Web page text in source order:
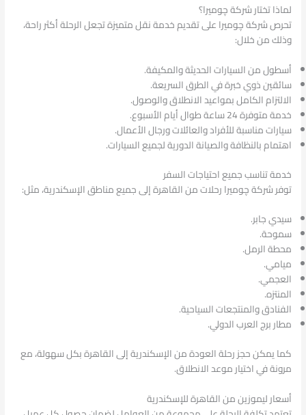
لماذا تختار شركة چوميرا؟
تحرص شركة چوميرا على تقديم خدمة نقل متميزة تجعل الرحلة أكثر راحة،
وذلك من خلال:
أسطول من السيارات الحديثة والمكيفة.
سائقين ذوي خبرة في الطرق السريعة.
الالتزام الكامل بمواعيد الانطلاق والوصول.
خدمة متوفرة 24 ساعة طوال أيام الأسبوع.
سيارات مناسبة للأفراد والعائلات ورجال الأعمال.
اهتمام بالنظافة والصيانة الدورية لجميع السيارات.
خدمة تناسب جميع احتياجات السفر
توفر شركة چوميرا رحلات من القاهرة إلى جميع مناطق الإسكندرية، مثل:
سيدي جابر.
سموحة.
محطة الرمل.
ميامي.
العجمي.
المنتزه.
الفنادق والمنتجعات السياحية.
مطار برج العرب الدولي.
كما يمكن حجز رحلة العودة من الإسكندرية إلى القاهرة بكل سهولة، مع
مرونة في اختيار موعد الانطلاق.
أسعار ليموزين من القاهرة للإسكندرية